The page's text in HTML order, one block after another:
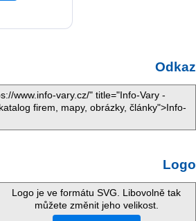
Odkaz
www.info-vary.cz/" title="Info-Vary -
firem, mapy, obrázky, články">Info-
Logo
Logo je ve formátu SVG. Libovolně tak
můžete změnit jeho velikost.